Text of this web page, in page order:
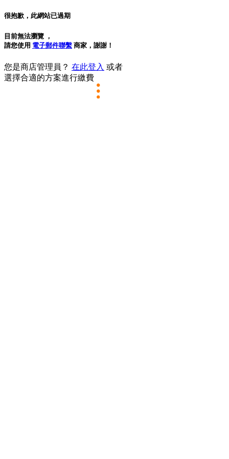
很抱歉，此網站已過期
目前無法瀏覽 ，
請您使用 電子郵件聯繫 商家，謝謝！
您是商店管理員？ 在此登入 或者
選擇合適的方案進行繳費